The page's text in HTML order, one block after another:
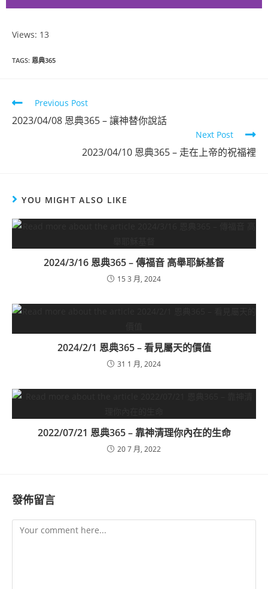
Views: 13
TAGS: 恩典365
Previous Post
2023/04/08 恩典365 – 讓神替你說話
Next Post
2023/04/10 恩典365 – 走在上帝的祝福裡
YOU MIGHT ALSO LIKE
2024/3/16 恩典365 – 傳福音 高舉耶穌基督
15 3 月, 2024
2024/2/1 恩典365 – 看見屬天的價值
31 1 月, 2024
2022/07/21 恩典365 – 靠神清理你內在的生命
20 7 月, 2022
發佈留言